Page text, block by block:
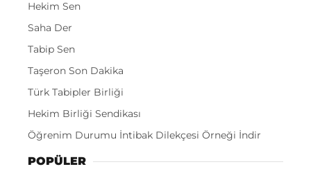
Hekim Sen
Saha Der
Tabip Sen
Taşeron Son Dakika
Türk Tabipler Birliği
Hekim Birliği Sendikası
Öğrenim Durumu İntibak Dilekçesi Örneği İndir
POPÜLER